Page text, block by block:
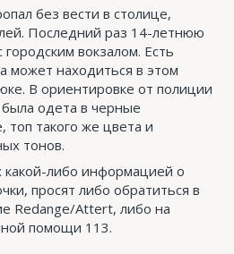
без вести в столице,
Последний раз 14-летнюю
вокзалом. Есть
может находиться в этом
В ориентировке от полиции
была одета в черные
такого же цвета и
тонов.
либо информацией о
просят либо обратиться в
Redange/Attert, либо на
помощи 113.